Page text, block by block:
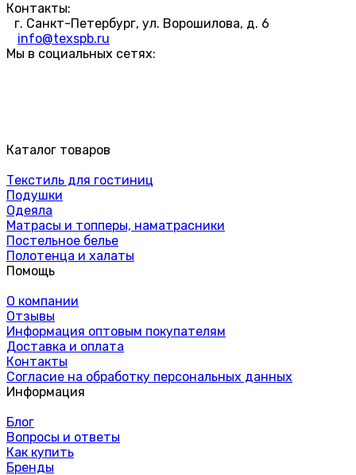
Контакты:
г. Санкт-Петербург, ул. Ворошилова, д. 6
info@texspb.ru
Мы в социальных сетях:
Каталог товаров
Текстиль для гостиниц
Подушки
Одеяла
Матрасы и топперы, наматрасники
Постельное белье
Полотенца и халаты
Помощь
О компании
Отзывы
Информация оптовым покупателям
Доставка и оплата
Контакты
Согласие на обработку персональных данных
Информация
Блог
Вопросы и ответы
Как купить
Бренды